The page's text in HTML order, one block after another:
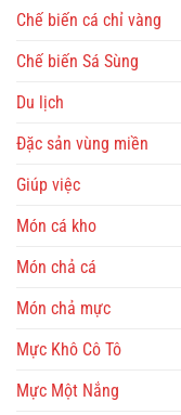
Chế biến cá chỉ vàng
Chế biến Sá Sùng
Du lịch
Đặc sản vùng miền
Giúp việc
Món cá kho
Món chả cá
Món chả mực
Mực Khô Cô Tô
Mực Một Nắng